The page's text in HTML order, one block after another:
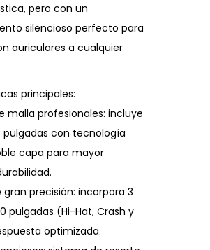
pero con un
silencioso perfecto para
auriculares a cualquier
principales:
malla profesionales: incluye
pulgadas con tecnología
capa para mayor
gran precisión: incorpora 3
pulgadas (Hi-Hat, Crash y
optimizada.